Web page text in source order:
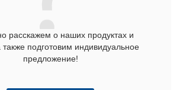
расскажем о наших продуктах и
также подготовим индивидуальное
предложение!